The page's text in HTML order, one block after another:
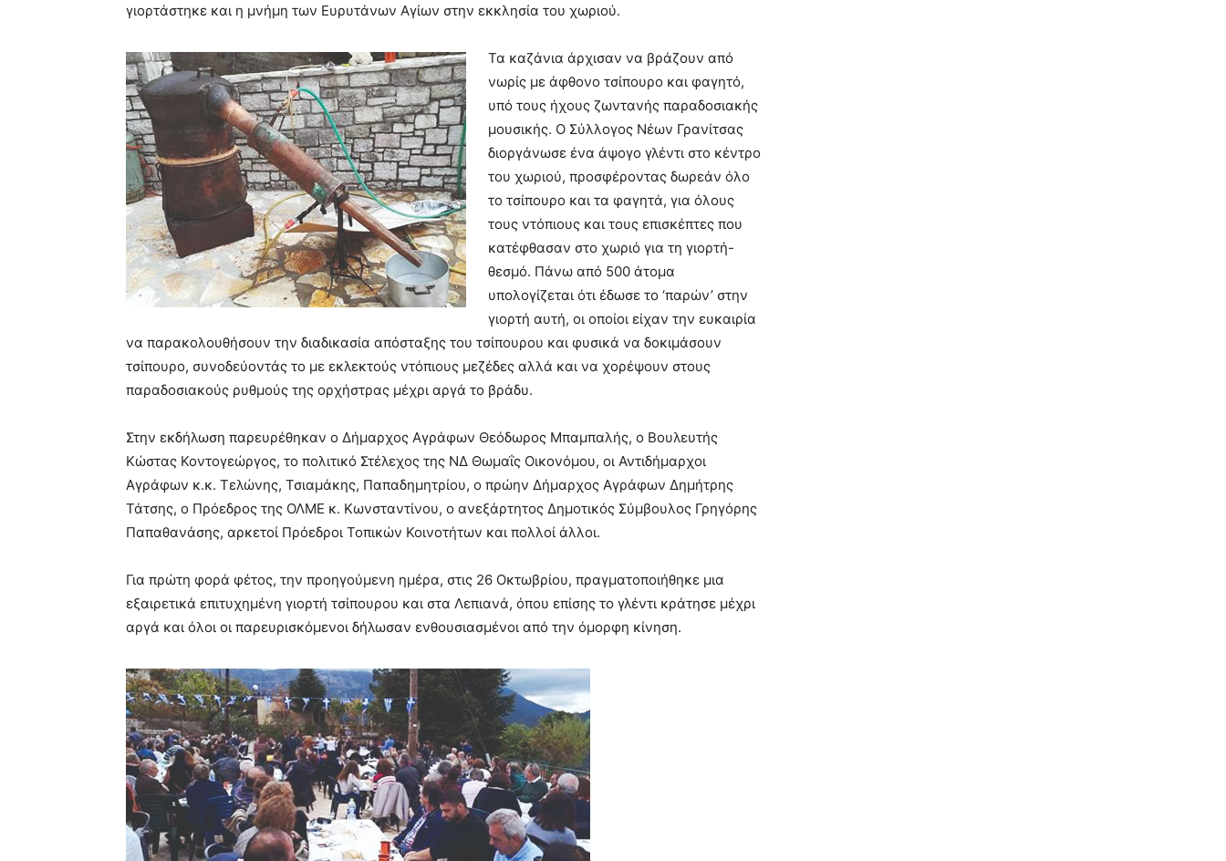
γιορτάστηκε και η μνήμη των Ευρυτάνων Αγίων στην εκκλησία του χωριού.
Τα καζάνια άρχισαν να βράζουν από
νωρίς με άφθονο τσίπουρο και φαγητό,
υπό τους ήχους ζωντανής παραδοσιακής
μουσικής. Ο Σύλλογος Νέων Γρανίτσας
διοργάνωσε ένα άψογο γλέντι στο κέντρο
του χωριού, προσφέροντας δωρεάν όλο
το τσίπουρο και τα φαγητά, για όλους
τους ντόπιους και τους επισκέπτες που
κατέφθασαν στο χωριό για τη γιορτή-
θεσμό. Πάνω από 500 άτομα
υπολογίζεται ότι έδωσε το ‘παρών’ στην
γιορτή αυτή, οι οποίοι είχαν την ευκαιρία
να παρακολουθήσουν την διαδικασία απόσταξης του τσίπουρου και φυσικά να δοκιμάσουν
τσίπουρο, συνοδεύοντάς το με εκλεκτούς ντόπιους μεζέδες αλλά και να χορέψουν στους
παραδοσιακούς ρυθμούς της ορχήστρας μέχρι αργά το βράδυ.
Στην εκδήλωση παρευρέθηκαν ο Δήμαρχος Αγράφων Θεόδωρος Μπαμπαλής, ο Βουλευτής
Κώστας Κοντογεώργος, το πολιτικό Στέλεχος της ΝΔ Θωμαΐς Οικονόμου, οι Αντιδήμαρχοι
Αγράφων κ.κ. Τελώνης, Τσιαμάκης, Παπαδημητρίου, ο πρώην Δήμαρχος Αγράφων Δημήτρης
Τάτσης, ο Πρόεδρος της ΟΛΜΕ κ. Κωνσταντίνου, ο ανεξάρτητος Δημοτικός Σύμβουλος Γρηγόρης
Παπαθανάσης, αρκετοί Πρόεδροι Τοπικών Κοινοτήτων και πολλοί άλλοι.
Για πρώτη φορά φέτος, την προηγούμενη ημέρα, στις 26 Οκτωβρίου, πραγματοποιήθηκε μια
εξαιρετικά επιτυχημένη γιορτή τσίπουρου και στα Λεπιανά, όπου επίσης το γλέντι κράτησε μέχρι
αργά και όλοι οι παρευρισκόμενοι δήλωσαν ενθουσιασμένοι από την όμορφη κίνηση.